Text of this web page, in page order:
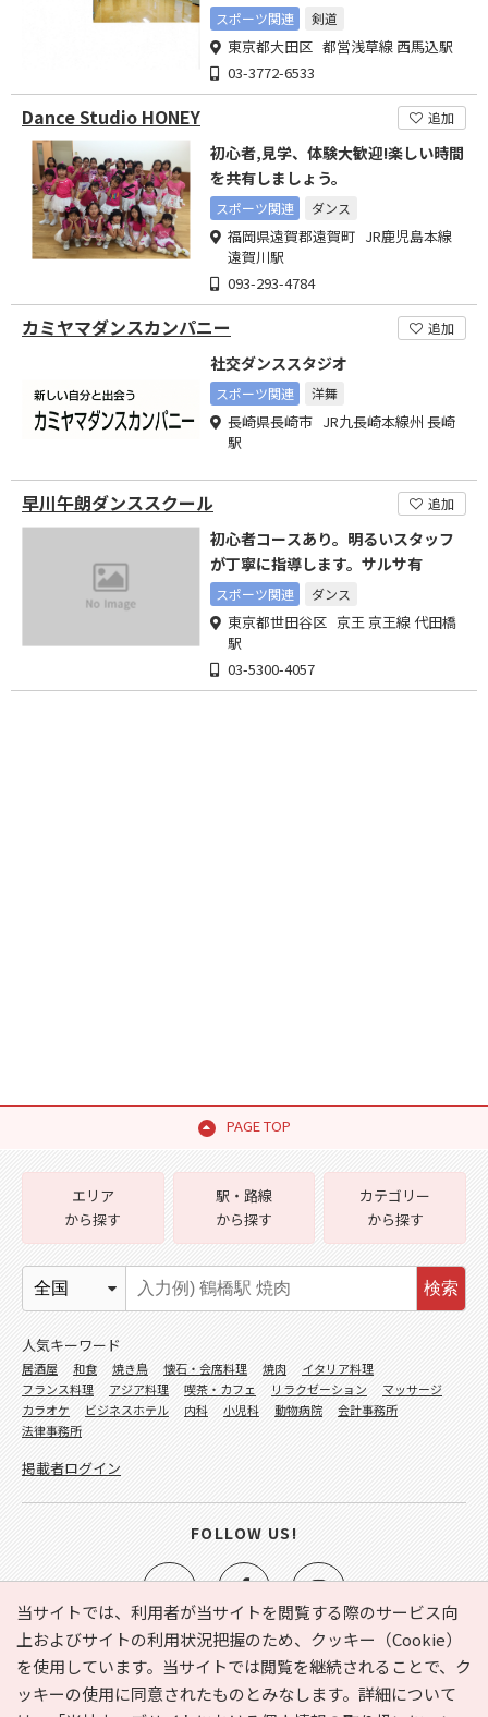
スポーツ関連 剣道
東京都大田区 都営浅草線 西馬込駅
03-3772-6533
Dance Studio HONEY 追加
初心者,見学、体験大歓迎!楽しい時間
を共有しましょう。
スポーツ関連 ダンス
福岡県遠賀郡遠賀町 JR鹿児島本線
遠賀川駅
093-293-4784
カミヤマダンスカンパニー 追加
社交ダンススタジオ
スポーツ関連 洋舞
長崎県長崎市 JR九長崎本線州 長崎
駅
早川午朗ダンススクール 追加
初心者コースあり。明るいスタッフ
が丁寧に指導します。サルサ有
スポーツ関連 ダンス
東京都世田谷区 京王 京王線 代田橋
駅
03-5300-4057
PAGE TOP
当サイトでは、利用者が当サイトを閲覧する際のサービス向
上およびサイトの利用状況把握のため、クッキー（Cookie）
を使用しています。当サイトでは閲覧を継続されることで、ク
ッキーの使用に同意されたものとみなします。詳細について
e-NAVITA（イーナビタ）とは？ お気に入り
ヘルプ
利用規約
個人情報の取り扱いについて 運営会社
エリア
から探す
駅・路線
から探す
カテゴリー
から探す
検索
人気キーワード
居酒屋 和食 焼き鳥 懐石・会席料理 焼肉
イタリア料理
フランス料理
アジア料理 喫茶・カフェ リラクゼーション
マッサージ
カラオケ
ビジネスホテル 内科 小児科 動物病院
会計事務所
法律事務所
掲載者ログイン
FOLLOW US!